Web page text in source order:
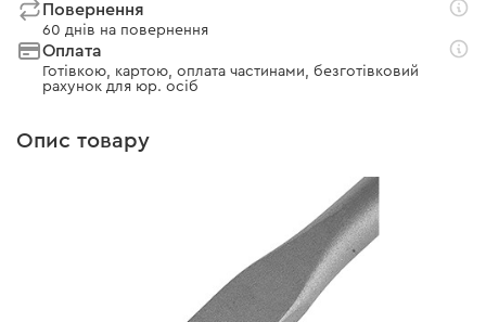
Повернення
60 днів на повернення
Оплата
Готівкою, картою, оплата частинами, безготівковий
рахунок для юр. осіб
Опис товару